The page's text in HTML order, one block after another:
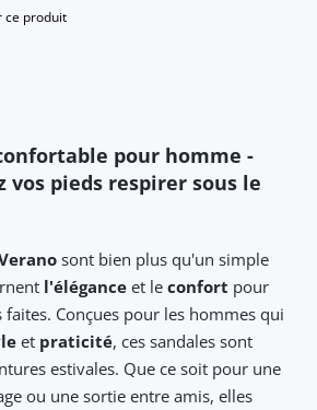
ce produit
pour homme -
vos pieds respirer sous le
sont bien plus qu'un simple
l'élégance et le confort pour
faites. Conçues pour les hommes qui
et praticité, ces sandales sont
estivales. Que ce soit pour une
ou une sortie entre amis, elles